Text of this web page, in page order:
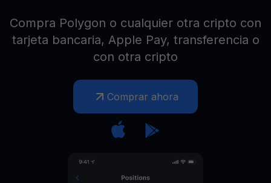
Compra Polygon o cualquier otra cripto con
tarjeta bancaria, Apple Pay, transferencia o
con otra cripto
Comprar ahora